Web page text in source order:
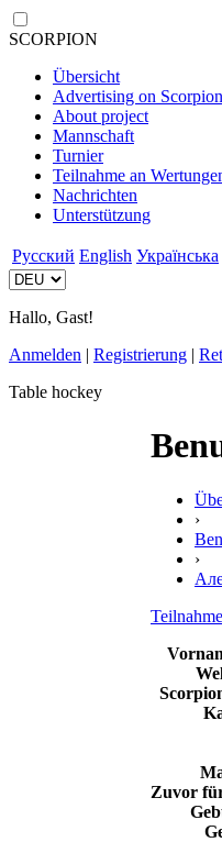
SCORPION
Übersicht
Advertising on Scorpion
About project
Mannschaft
Turnier
Teilnahme an
Nachrichten
Unterstützung
Русский English Українська
Hallo, Gast!
Anmelden | Registrierung |
Table hockey
›
›
Zuvor